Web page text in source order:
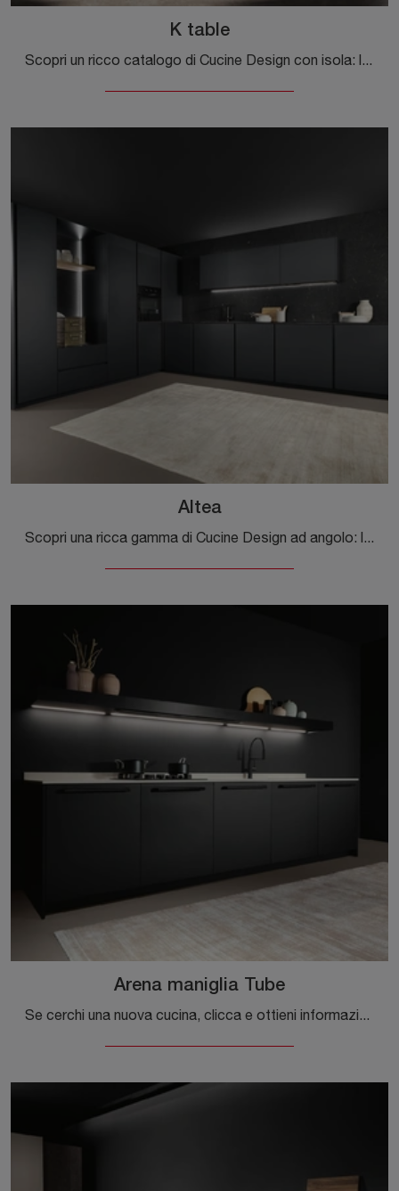
K table
Scopri un ricco catalogo di Cucine Design con isola: la cucina K table Maistri è ora disponibile in laccato opaco!
Altea
Scopri una ricca gamma di Cucine Design ad angolo: la cucina Altea Maistri è ora disponibile in laccato opaco!
Arena maniglia Tube
Se cerchi una nuova cucina, clicca e ottieni informazioni sul modello Arena maniglia Tube Maistri.